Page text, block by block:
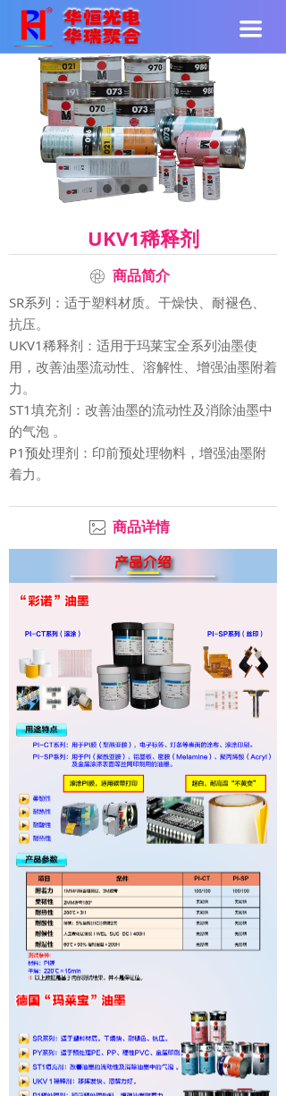
끀
UKV1稀释剂
商品简介
SR系列：适于塑料材质。干燥快、耐褪色、
抗压。
UKV1稀释剂：适用于玛莱宝全系列油墨使
用，改善油墨流动性、溶解性、增强油墨附着
力。
ST1填充剂：改善油墨的流动性及消除油墨中
的气泡 。
P1预处理剂：印前预处理物料，增强油墨附
着力。
商品详情
ꁵ
ꂈ